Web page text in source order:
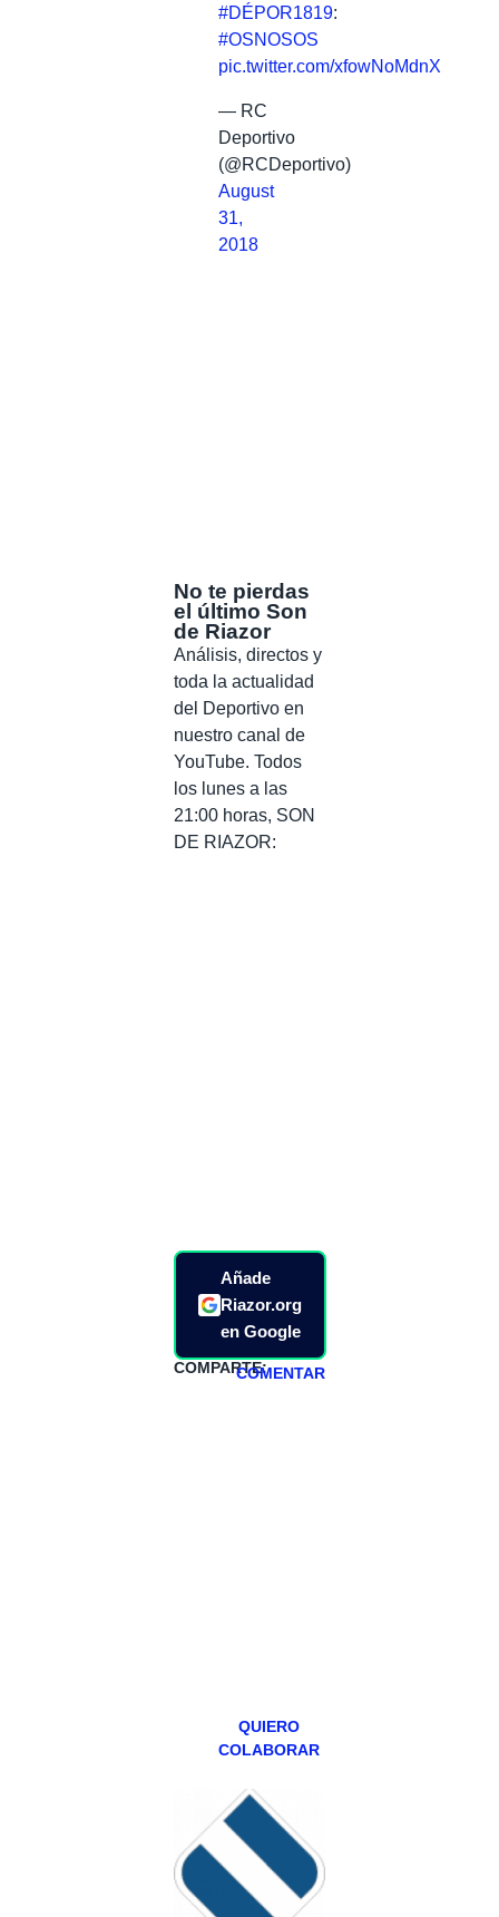
#DÉPOR1819:
#OSNOSOS
pic.twitter.com/xfowNoMdnX
— RC
Deportivo
(@RCDeportivo)
August
31,
2018
No te pierdas
el último Son
de Riazor
Análisis, directos y
toda la actualidad
del Deportivo en
nuestro canal de
YouTube. Todos
los lunes a las
21:00 horas, SON
DE RIAZOR:
Añade
Riazor.org
en Google
COMPARTE:COMENTAR
QUIERO
COLABORAR